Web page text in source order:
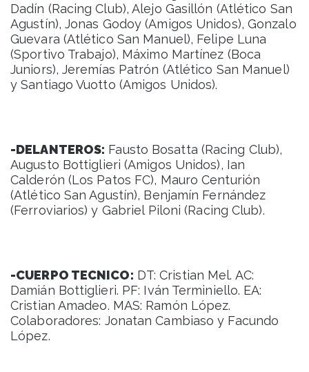
Dadín (Racing Club), Alejo Gasillón (Atlético San
Agustín), Jonas Godoy (Amigos Unidos), Gonzalo
Guevara (Atlético San Manuel), Felipe Luna
(Sportivo Trabajo), Máximo Martínez (Boca
Juniors), Jeremías Patrón (Atlético San Manuel)
y Santiago Vuotto (Amigos Unidos).
-DELANTEROS: Fausto Bosatta (Racing Club),
Augusto Bottiglieri (Amigos Unidos), Ian
Calderón (Los Patos FC), Mauro Centurión
(Atlético San Agustín), Benjamín Fernández
(Ferroviarios) y Gabriel Piloni (Racing Club).
-CUERPO TECNICO: DT: Cristian Mel. AC:
Damián Bottiglieri. PF: Iván Terminiello. EA:
Cristian Amadeo. MAS: Ramón López.
Colaboradores: Jonatan Cambiaso y Facundo
López.